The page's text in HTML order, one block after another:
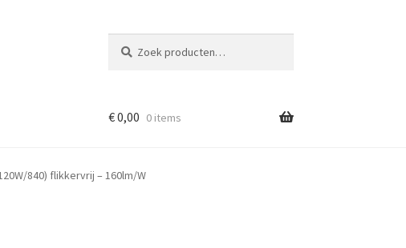
naar:
€0,00 0 items
840) flikkervrij – 160lm/W